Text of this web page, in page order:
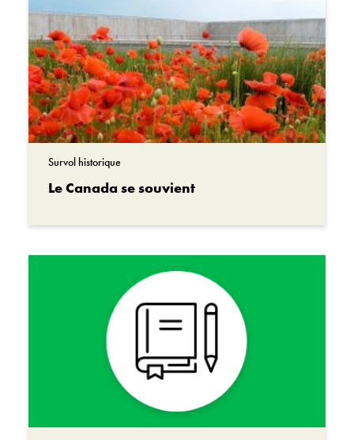
L’édifice dans lequel nous nous trouvons est
un endroit où l’architecture, les artefacts et les
expositions s’unissent pour nous aider à
comprendre la guerre et son impact sur les
Canadiens et les Canadiennes, hier et
aujourd’hui. C’est un endroit où nous venons
pour nous souvenir.
Le Musée de la guerre n’est pas seulement un
diraient-ils? Examinons de plus près comment
le message du souvenir est intimement lié à
l’architecture qui nous entoure.
Les expositions du Musée de la
guerre racontent beaucoup d’histoires de
service et de sacrifice. Elles présentent la
guerre comme une expérience humaine
Survol historique
Le Canada se souvient